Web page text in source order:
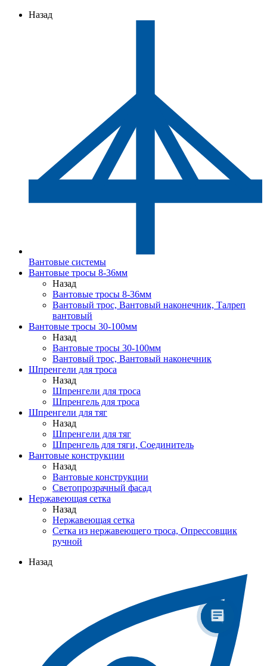
Назад
Вантовые системы
Вантовые тросы 8-36мм
Назад
Вантовые тросы 8-36мм
Вантовый трос, Вантовый наконечник, Талреп
вантовый
Вантовые тросы 30-100мм
Назад
Вантовые тросы 30-100мм
Вантовый трос, Вантовый наконечник
Шпренгели для троса
Назад
Шпренгели для троса
Шпренгель для троса
Шпренгели для тяг
Назад
Шпренгели для тяг
Шпренгель для тяги, Соединитель
Вантовые конструкции
Назад
Вантовые конструкции
Светопрозрачный фасад
Нержавеющая сетка
Назад
Нержавеющая сетка
Сетка из нержавеющего троса, Опрессовщик
ручной
Назад